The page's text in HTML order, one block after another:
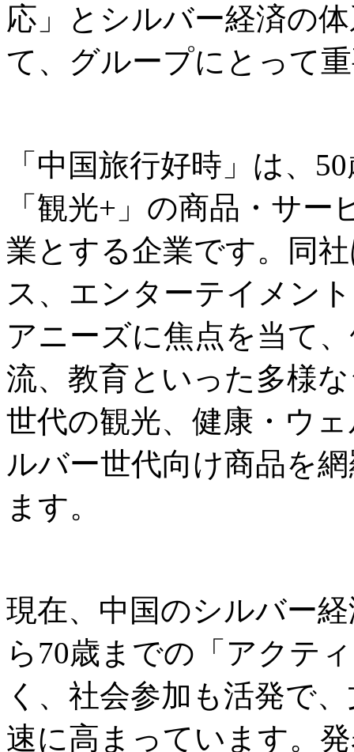
応」とシルバー経済の
て、グループにとって
「中国旅行好時」は、
「観光+」の商品・サ
業とする企業です。同
ス、エンターテイメン
アニーズに焦点を当て
流、教育といった多様
世代の観光、健康・ウ
ルバー世代向け商品を
ます。
現在、中国のシルバー
ら70歳までの「アクテ
く、社会参加も活発で
速に高まっています。